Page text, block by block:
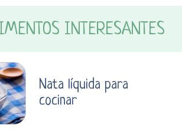
INTERESANTES
Nata líquida para
cocinar